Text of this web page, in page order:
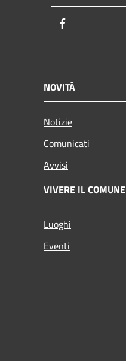
NOVITÀ
Notizie
Comunicati
Avvisi
VIVERE IL COMUNE
Luoghi
Eventi